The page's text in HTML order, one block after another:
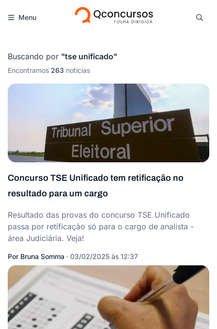
Menu
Buscando por "tse unificado"
Encontramos 263 notícias
Concurso TSE Unificado tem retificação no
resultado para um cargo
Resultado das provas do concurso TSE Unificado
passa por retificação só para o cargo de analista -
área Judiciária. Veja!
Por Bruna Somma · 03/02/2025 às 12:37